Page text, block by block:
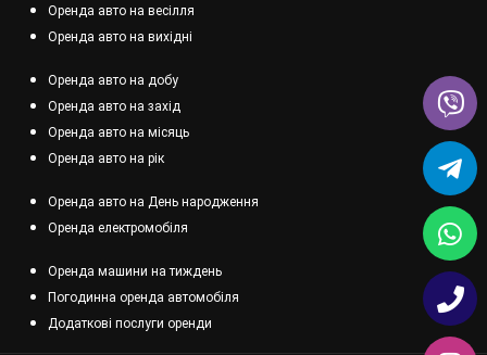
Оренда авто на весілля
Оренда авто на вихідні
Оренда авто на добу
Оренда авто на захід
Оренда авто на місяць
Оренда авто на рік
Оренда авто на День народження
Оренда електромобіля
Оренда машини на тиждень
Погодинна оренда автомобіля
Додаткові послуги оренди